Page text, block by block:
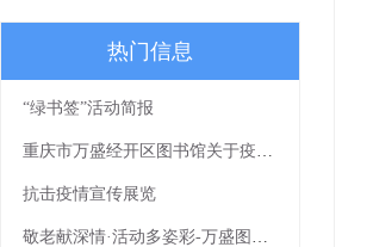
热门信息
“绿书签”活动简报
重庆市万盛经开区图书馆关于疫情防控期间免费开放的通知
抗击疫情宣传展览
敬老献深情·活动多姿彩-万盛图书馆敬老月文化下乡活动浓情上演